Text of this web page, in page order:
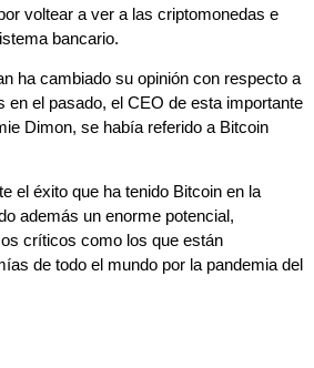
voltear a ver a las criptomonedas e
bancario.
ha cambiado su opinión con respecto a
en el pasado, el CEO de esta importante
Dimon, se había referido a Bitcoin
el éxito que ha tenido Bitcoin en la
además un enorme potencial,
críticos como los que están
de todo el mundo por la pandemia del